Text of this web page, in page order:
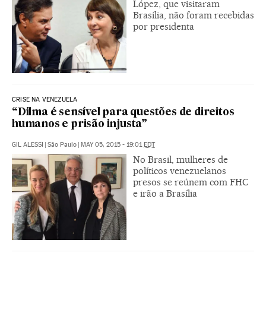
López, que visitaram
Brasília, não foram recebidas
por presidenta
CRISE NA VENEZUELA
“Dilma é sensível para questões de direitos
humanos e prisão injusta”
GIL ALESSI | São Paulo | MAY 05, 2015 - 19:01EDT
No Brasil, mulheres de
políticos venezuelanos
presos se reúnem com FHC
e irão a Brasília